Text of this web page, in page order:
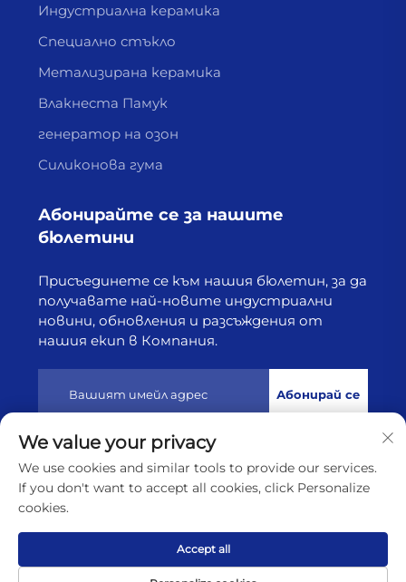
Индустриална керамика
Специално стъкло
Метализирана керамика
Влакнеста Памук
генератор на озон
Силиконова гума
Абонирайте се за нашите
бюлетини
Присъединете се към нашия бюлетин, за да
получавате най-новите индустриални
новини, обновления и разсъждения от
нашия екип в Компания.
Абонирай се
Всички права запазени © 2025 от Лянюнган Хайборн
Технолоджи Ко., Лтд
Политика за поверителност
We value your privacy
We use cookies and similar tools to provide our services.
If you don't want to accept all cookies, click Personalize
cookies.
Accept all